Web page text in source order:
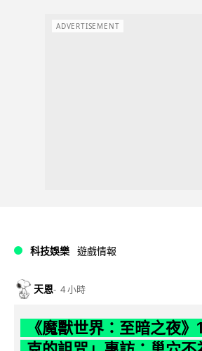
ADVERTISEMENT
科技娛樂 遊戲情報
天恩 4 小時
《魔獸世界：至暗之夜